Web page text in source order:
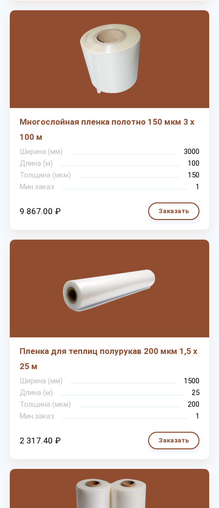
Многослойная пленка полотно 150 мкм 3 х
100 м
Ширина (мм)
3000
Длина (м)
100
Толщина (мкм)
150
Мин.заказ
1
9 867.00 ₽ Заказать
Пленка для теплиц полурукав 200 мкм 1,5 х
25 м
Ширина (мм)
1500
Длина (м)
25
Толщина (мкм)
200
Мин.заказ
1
2 317.40 ₽ Заказать